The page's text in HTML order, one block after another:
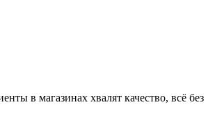
в магазинах хвалят качество, всё без